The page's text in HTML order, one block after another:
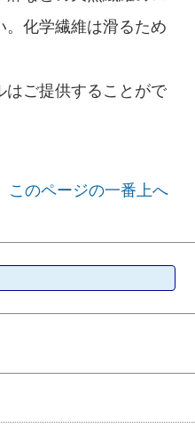
。化学繊維は滑るため
ご提供することがで
このページの一番上へ